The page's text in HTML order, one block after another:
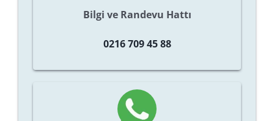
Bilgi ve Randevu Hattı
0216 709 45 88